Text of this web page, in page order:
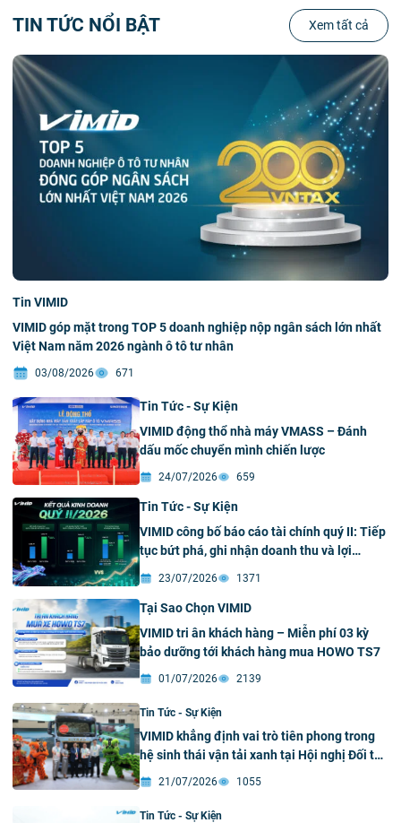
TIN TỨC NỔI BẬT Xem tất cả
Tin VIMID
VIMID góp mặt trong TOP 5 doanh nghiệp nộp ngân sách lớn nhất
Việt Nam năm 2026 ngành ô tô tư nhân
03/08/2026 671
Tin Tức - Sự Kiện
VIMID động thổ nhà máy VMASS – Đánh
dấu mốc chuyển mình chiến lược
24/07/2026 659
Tin Tức - Sự Kiện
VIMID công bố báo cáo tài chính quý II: Tiếp
tục bứt phá, ghi nhận doanh thu và lợi
nhuận kỷ lục
23/07/2026 1371
Tại Sao Chọn VIMID
VIMID tri ân khách hàng – Miễn phí 03 kỳ
bảo dưỡng tới khách hàng mua HOWO TS7
01/07/2026 2139
Tin Tức - Sự Kiện
VIMID khẳng định vai trò tiên phong trong
hệ sinh thái vận tải xanh tại Hội nghị Đối tác
Toàn cầu SINOTRUK & Triển lãm Sản phẩm
21/07/2026 1055
Tin Tức - Sự Kiện